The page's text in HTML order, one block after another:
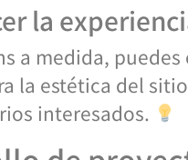
la
a medida,
la estética del
interesados.